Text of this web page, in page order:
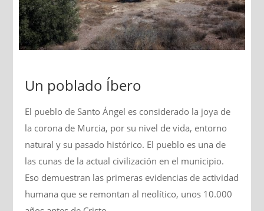
Un poblado Íbero
El pueblo de Santo Ángel es considerado la joya de
la corona de Murcia, por su nivel de vida, entorno
natural y su pasado histórico. El pueblo es una de
las cunas de la actual civilización en el municipio.
Eso demuestran las primeras evidencias de actividad
humana que se remontan al neolítico, unos 10.000